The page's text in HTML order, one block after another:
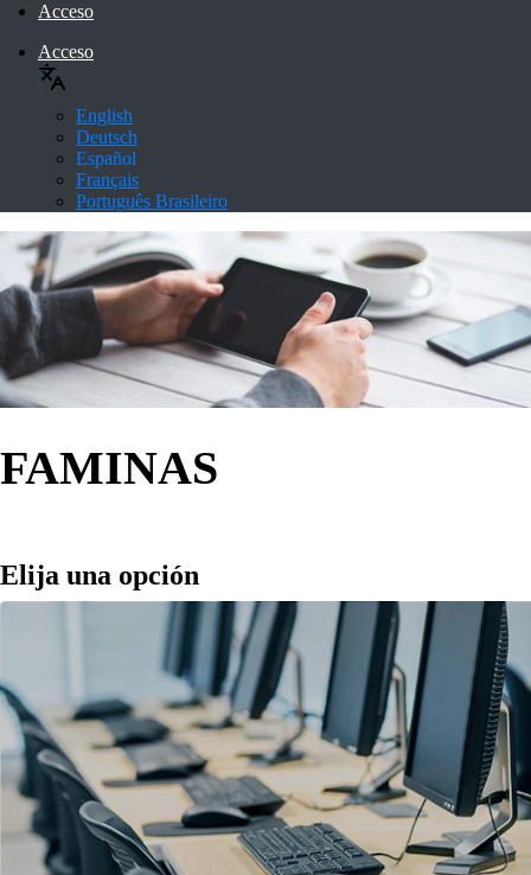
Acceso
Acceso
English
Deutsch
Español
Français
Português Brasileiro
FAMINAS
Elija una opción